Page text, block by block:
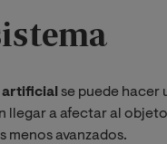
se puede hacer
a afectar al
menos avanzados.